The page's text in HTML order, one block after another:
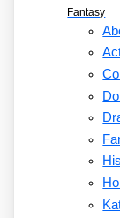
Fantasy